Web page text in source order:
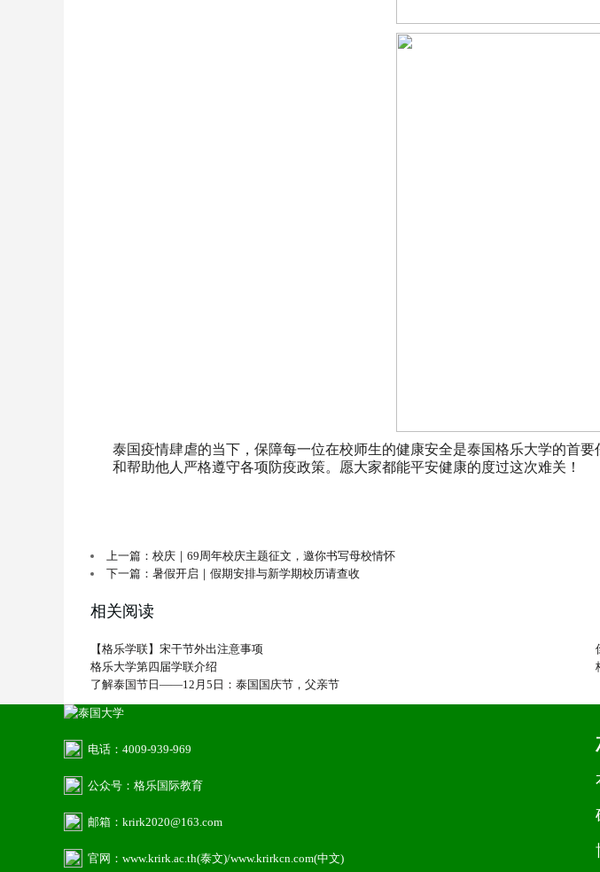
泰国疫情肆虐的当下，保障每一位在校师生的健康安全是泰国格乐大学的首
和帮助他人严格遵守各项防疫政策。愿大家都能平安健康的度过这次难关！
上一篇：校庆｜69周年校庆主题征文，邀你书写母校情怀
下一篇：暑假开启｜假期安排与新学期校历请查收
相关阅读
【格乐学联】宋干节外出注意事项
格乐大学第四届学联介绍
了解泰国节日——12月5日：泰国国庆节，父亲节
电话：4009-939-969
公众号：格乐国际教育
邮箱：krirk2020@163.com
官网：www.krirk.ac.th(泰文)/www.krirkcn.com(中文)